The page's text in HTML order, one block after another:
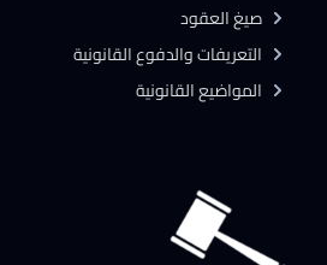
صيغ العقود
التعريفات والدفوع القانونية
المواضيع القانونية